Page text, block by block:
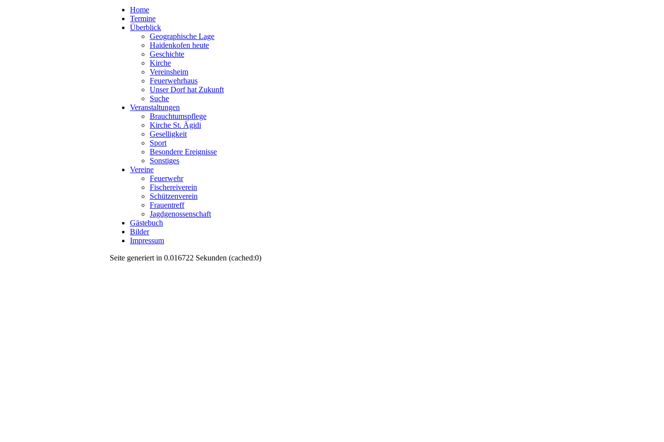
Home
Termine
Überblick
Geographische Lage
Haidenkofen heute
Geschichte
Kirche
Vereinsheim
Feuerwehrhaus
Unser Dorf hat Zukunft
Suche
Veranstaltungen
Brauchtumspflege
Kirche St. Ägidi
Geselligkeit
Sport
Besondere Ereignisse
Sonstiges
Vereine
Feuerwehr
Fischereiverein
Schützenverein
Frauentreff
Jagdgenossenschaft
Gästebuch
Bilder
Impressum
Seite generiert in 0.016722 Sekunden (cached:0)